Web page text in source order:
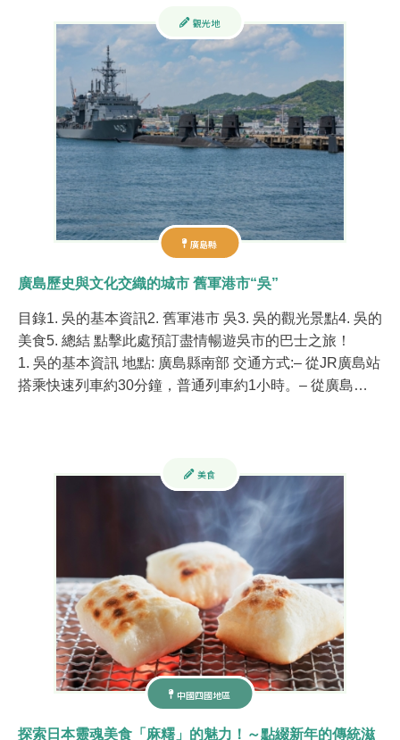
廣島縣
觀光地
廣島歷史與文化交織的城市 舊軍港市“吳”
目錄1. 吳的基本資訊2. 舊軍港市 吳3. 吳的觀光景點4. 吳的
美食5. 總結 點擊此處預訂盡情暢遊吳市的巴士之旅！
1. 吳的基本資訊 地點: 廣島縣南部 交通方式:– 從JR廣島站
搭乘快速列車約30分鐘，普通列車約1小時。– 從廣島…
中國四國地區
美食
探索日本靈魂美食「麻糬」的魅力！～點綴新年的傳統滋